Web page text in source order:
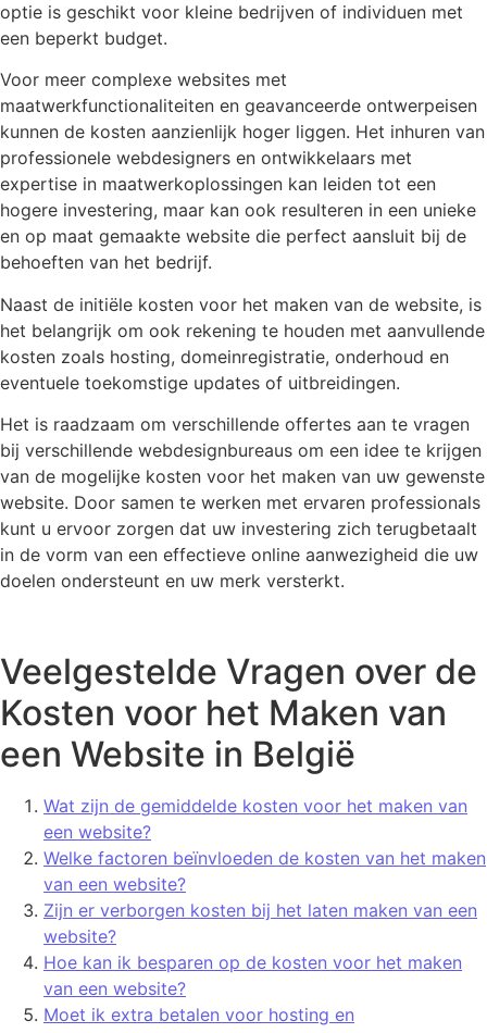
optie is geschikt voor kleine bedrijven of individuen met
een beperkt budget.
Voor meer complexe websites met
maatwerkfunctionaliteiten en geavanceerde ontwerpeisen
kunnen de kosten aanzienlijk hoger liggen. Het inhuren van
professionele webdesigners en ontwikkelaars met
expertise in maatwerkoplossingen kan leiden tot een
hogere investering, maar kan ook resulteren in een unieke
en op maat gemaakte website die perfect aansluit bij de
behoeften van het bedrijf.
Naast de initiële kosten voor het maken van de website, is
het belangrijk om ook rekening te houden met aanvullende
kosten zoals hosting, domeinregistratie, onderhoud en
eventuele toekomstige updates of uitbreidingen.
Het is raadzaam om verschillende offertes aan te vragen
bij verschillende webdesignbureaus om een idee te krijgen
van de mogelijke kosten voor het maken van uw gewenste
website. Door samen te werken met ervaren professionals
kunt u ervoor zorgen dat uw investering zich terugbetaalt
in de vorm van een effectieve online aanwezigheid die uw
doelen ondersteunt en uw merk versterkt.
Veelgestelde Vragen over de
Kosten voor het Maken van
een Website in België
Wat zijn de gemiddelde kosten voor het maken van
een website?
Welke factoren beïnvloeden de kosten van het maken
van een website?
Zijn er verborgen kosten bij het laten maken van een
website?
Hoe kan ik besparen op de kosten voor het maken
van een website?
Moet ik extra betalen voor hosting en